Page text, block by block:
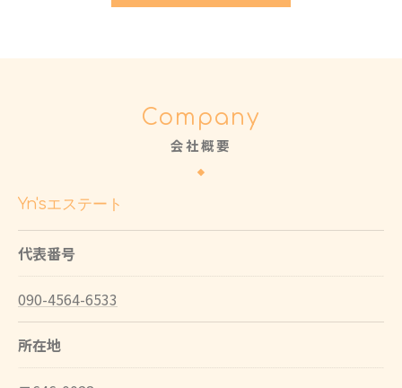
Company
会社概要
Yn'sエステート
代表番号
090-4564-6533
所在地